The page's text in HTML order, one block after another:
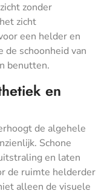
zonder
zicht
een helder en
de schoonheid van
benutten.
en
de algehele
Schone
en laten
de ruimte helderder
alleen de visuele